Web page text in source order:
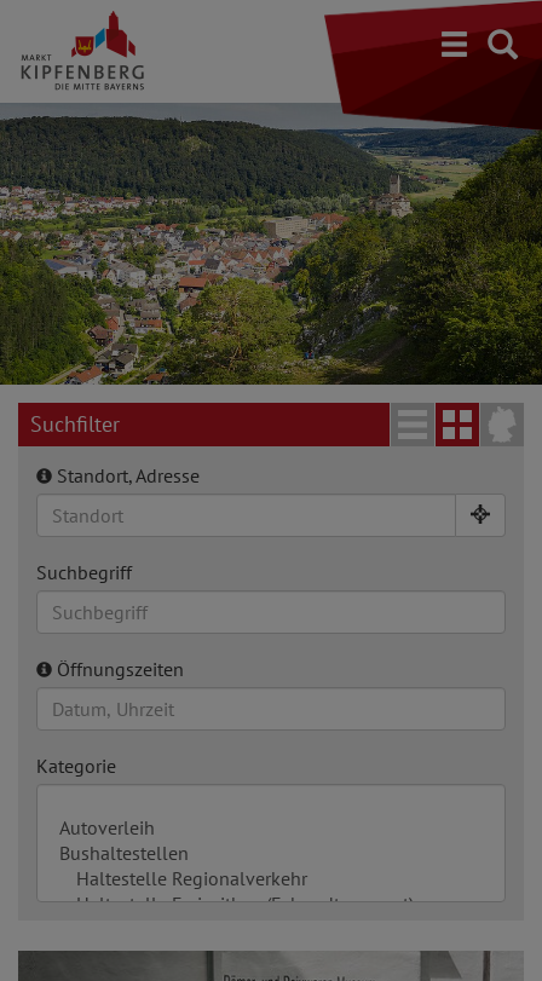
Suchfilter
Standort, Adresse
Suchbegriff
Öffnungszeiten
Kategorie